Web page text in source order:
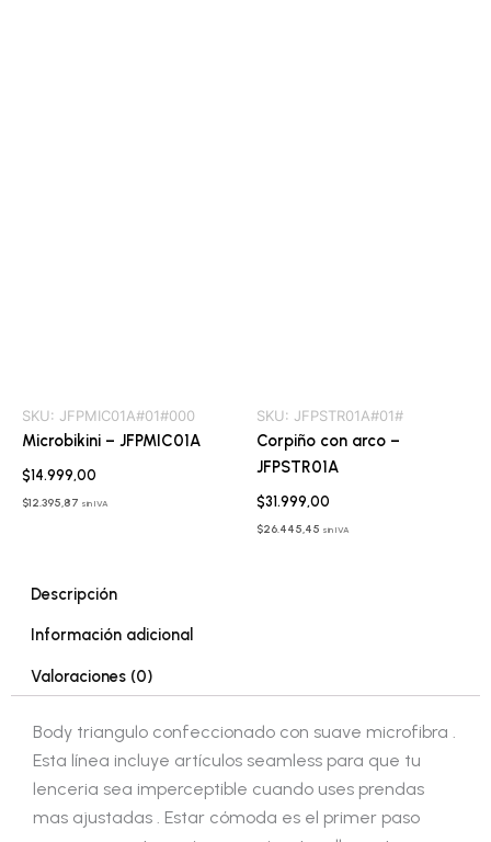
SKU: JFPMIC01A#01#000
Microbikini – JFPMIC01A
$14.999,00
$12.395,87 sin IVA
SKU: JFPSTR01A#01#
Corpiño con arco –
JFPSTR01A
$31.999,00
$26.445,45 sin IVA
Descripción
Información adicional
Valoraciones (0)
Body triangulo confeccionado con suave microfibra .
Esta línea incluye artículos seamless para que tu
lenceria sea imperceptible cuando uses prendas
mas ajustadas . Estar cómoda es el primer paso